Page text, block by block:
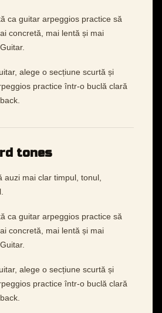
ca guitar arpeggios practice să
concretă, mai lentă și mai
alege o secțiune scurtă și
practice într-o buclă clară
tones
auzi mai clar timpul, tonul,
ca guitar arpeggios practice să
concretă, mai lentă și mai
alege o secțiune scurtă și
practice într-o buclă clară